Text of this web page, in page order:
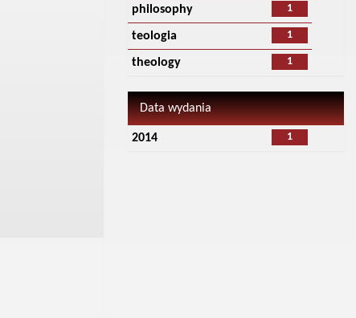
1
philosophy
1
teologia
1
theology
Data wydania
1
2014